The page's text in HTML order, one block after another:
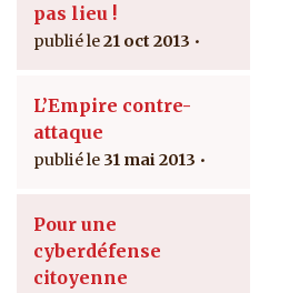
pas lieu !
21 oct 2013
L’Empire contre-
attaque
31 mai 2013
Pour une
cyberdéfense
citoyenne